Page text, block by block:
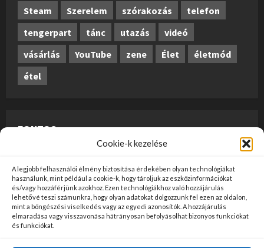
Cookie-k kezelése
A legjobb felhasználói élmény biztosítása érdekében olyan technológiákat
használunk, mint például a cookie-k, hogy tároljuk az eszközinformációkat
és/vagy hozzáférjünk azokhoz. Ezen technológiákhoz való hozzájárulás
lehetővé teszi számunkra, hogy olyan adatokat dolgozzunk fel ezen az oldalon,
mint a böngészési viselkedés vagy az egyedi azonosítók. A hozzájárulás
elmaradása vagy visszavonása hátrányosan befolyásolhat bizonyos funkciókat
és funkciókat.
Steam
Szerelem szórakozás
telefon
tengerpart
tánc utazás
videó
vásárlás
YouTube zene Élet
életmód
étel
FONTOS
szerkesztői tartalomnak, előzetes ellenőrzésen
szúrópróba-szerűen esnek át, és az üzemeltető
véleményét nem tükrözik. Ha kifogással szeretne élni
valamely tartalommal kapcsolatban, kérjük jelezze